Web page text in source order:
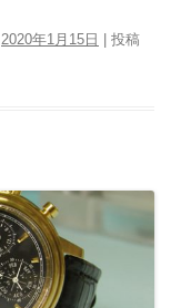
2020年1月15日
投稿